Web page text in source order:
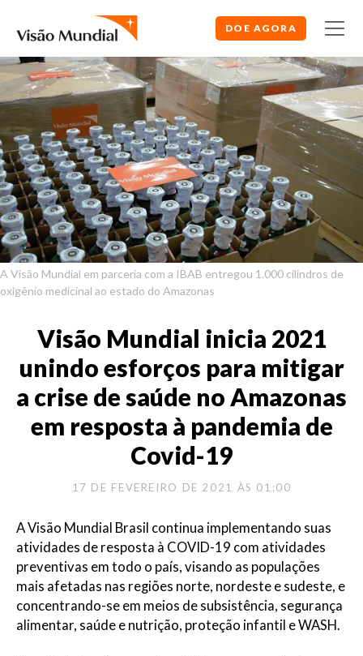
DOE AGORA
A Visão Mundial em parceria com a IBAB entregou 1.000 cilindros de
oxigênio medicinal ao estado do Amazonas
Visão Mundial inicia 2021
unindo esforços para mitigar
a crise de saúde no Amazonas
em resposta à pandemia de
Covid-19
17 DE FEVEREIRO DE 2021 ÀS 01:00
A Visão Mundial Brasil continua implementando suas
atividades de resposta à COVID-19 com atividades
preventivas em todo o país, visando as populações
mais afetadas nas regiões norte, nordeste e sudeste, e
concentrando-se em meios de subsistência, segurança
alimentar, saúde e nutrição, proteção infantil e WASH.